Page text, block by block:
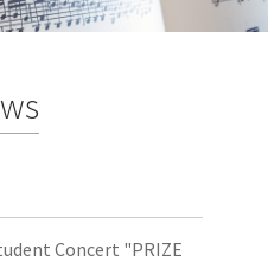
Concert "PRIZE